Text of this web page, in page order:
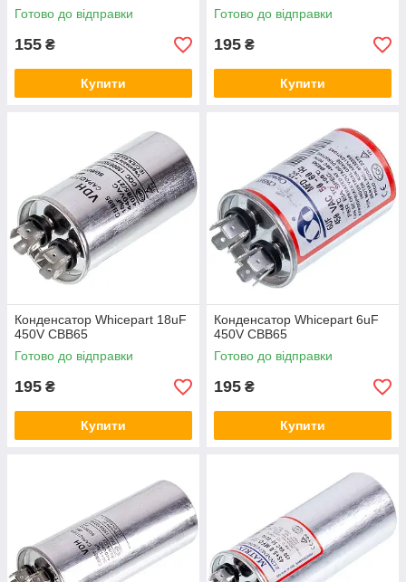
Готово до відправки
155 ₴
Купити
Готово до відправки
195 ₴
Купити
Конденсатор Whicepart 18uF
450V CBB65
Готово до відправки
195 ₴
Купити
Конденсатор Whicepart 6uF
450V CBB65
Готово до відправки
195 ₴
Купити